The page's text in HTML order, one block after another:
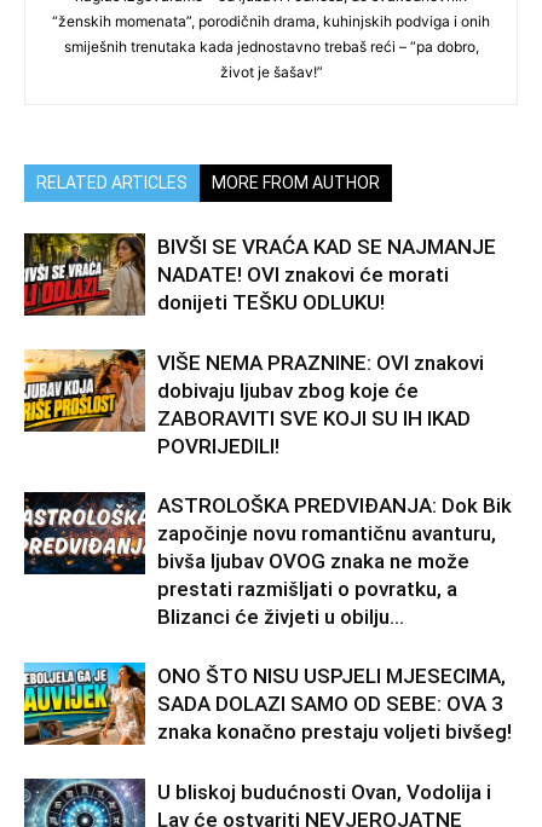
“ženskih momenata”, porodičnih drama, kuhinjskih podviga i onih
smiješnih trenutaka kada jednostavno trebaš reći – “pa dobro,
život je šašav!”
RELATED ARTICLES MORE FROM AUTHOR
BIVŠI SE VRAĆA KAD SE NAJMANJE
NADATE! OVI znakovi će morati
donijeti TEŠKU ODLUKU!
VIŠE NEMA PRAZNINE: OVI znakovi
dobivaju ljubav zbog koje će
ZABORAVITI SVE KOJI SU IH IKAD
POVRIJEDILI!
ASTROLOŠKA PREDVIĐANJA: Dok Bik
započinje novu romantičnu avanturu,
bivša ljubav OVOG znaka ne može
prestati razmišljati o povratku, a
Blizanci će živjeti u obilju...
ONO ŠTO NISU USPJELI MJESECIMA,
SADA DOLAZI SAMO OD SEBE: OVA 3
znaka konačno prestaju voljeti bivšeg!
U bliskoj budućnosti Ovan, Vodolija i
Lav će ostvariti NEVJEROJATNE